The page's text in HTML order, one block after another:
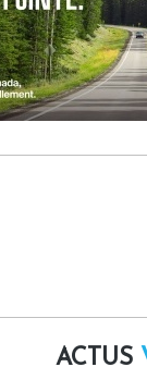
ACTUS